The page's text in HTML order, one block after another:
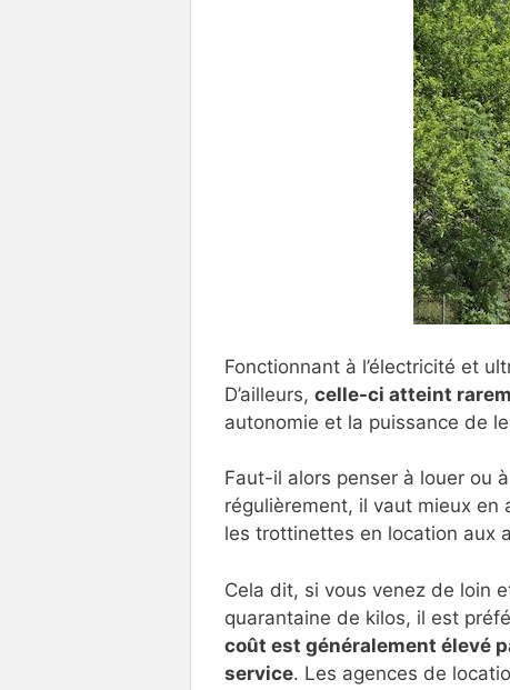
Fonctionnant à l’électricité et
D’ailleurs, celle-ci atteint
autonomie et la puissance de
Faut-il alors penser à louer ou
régulièrement, il vaut mieux en
les trottinettes en location aux
Cela dit, si vous venez de loin
quarantaine de kilos, il est
coût est généralement élevé
service. Les agences de